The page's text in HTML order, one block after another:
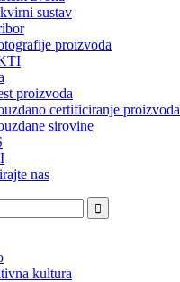
sustav
proizvoda
proizvoda
certificiranje proizvoda
sirovine
nas
kultura